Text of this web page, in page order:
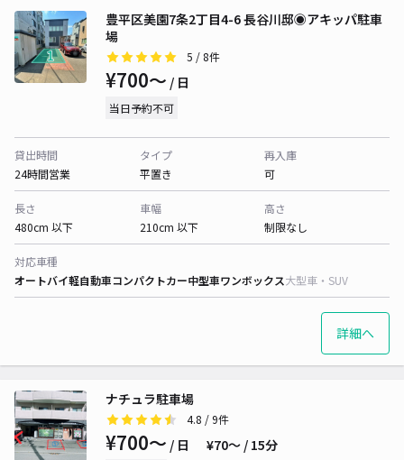
豊平区美園7条2丁目4-6 長谷川邸◉アキッパ駐車
場
5 / 8件
¥700〜 / 日
当日予約不可
貸出時間
24時間営業
タイプ
平置き
再入庫
可
長さ
480cm 以下
車幅
210cm 以下
高さ
制限なし
対応車種
オートバイ軽自動車コンパクトカー中型車ワンボックス大型車・SUV
詳細へ
ナチュラ駐車場
4.8 / 9件
¥700〜 / 日 ¥70〜 / 15分